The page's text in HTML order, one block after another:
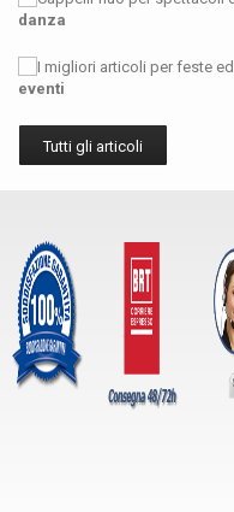
danza
eventi
Tutti gli articoli